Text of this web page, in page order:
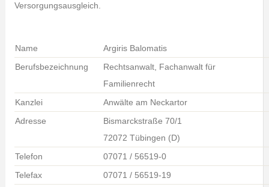
Versorgungsausgleich.
Name
Argiris Balomatis
Berufsbezeichnung
Rechtsanwalt, Fachanwalt für
Familienrecht
Kanzlei
Anwälte am Neckartor
Adresse
Bismarckstraße 70/1
72072 Tübingen (D)
Telefon
07071 / 56519-0
Telefax
07071 / 56519-19